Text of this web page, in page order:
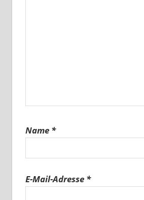
Name *
E-Mail-Adresse *